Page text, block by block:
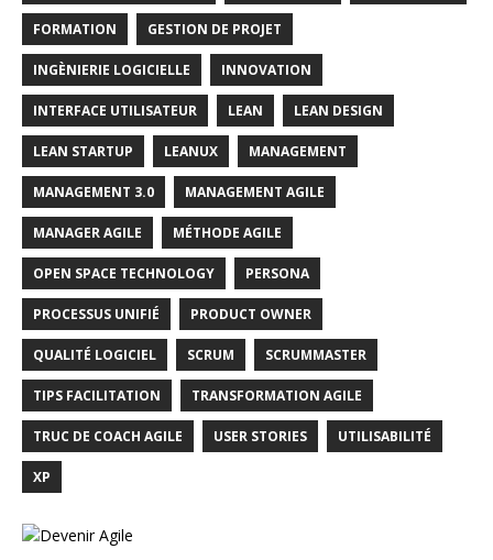
FORMATION GESTION DE PROJET
INGÈNIERIE LOGICIELLE INNOVATION
INTERFACE UTILISATEUR LEAN LEAN DESIGN
LEAN STARTUP LEANUX MANAGEMENT
MANAGEMENT 3.0 MANAGEMENT AGILE
MANAGER AGILE MÉTHODE AGILE
OPEN SPACE TECHNOLOGY PERSONA
PROCESSUS UNIFIÉ PRODUCT OWNER
QUALITÉ LOGICIEL SCRUM SCRUMMASTER
TIPS FACILITATION TRANSFORMATION AGILE
TRUC DE COACH AGILE USER STORIES UTILISABILITÉ
XP